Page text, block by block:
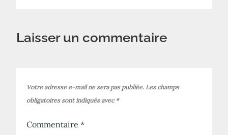
Laisser un commentaire
Votre adresse e-mail ne sera pas publiée. Les champs
obligatoires sont indiqués avec *
Commentaire*